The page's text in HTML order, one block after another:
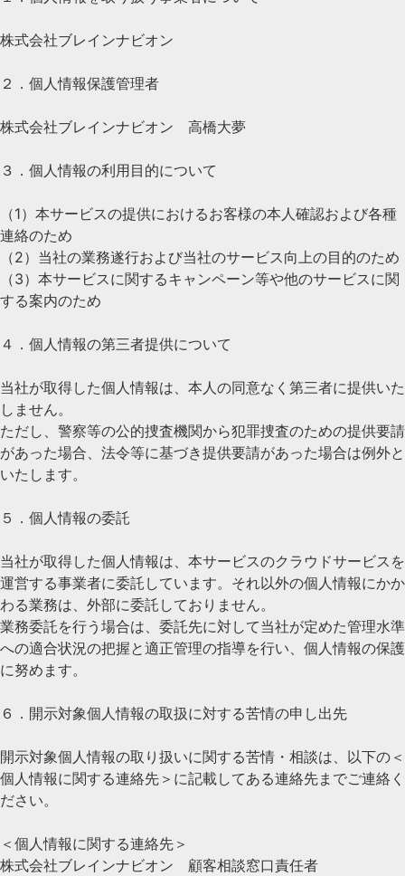
株式会社ブレインナビオン
２．個人情報保護管理者
株式会社ブレインナビオン 高橋大夢
３．個人情報の利用目的について
（1）本サービスの提供におけるお客様の本人確認および各種
連絡のため
（2）当社の業務遂行および当社のサービス向上の目的のため
（3）本サービスに関するキャンペーン等や他のサービスに関
する案内のため
４．個人情報の第三者提供について
当社が取得した個人情報は、本人の同意なく第三者に提供いた
しません。
ただし、警察等の公的捜査機関から犯罪捜査のための提供要請
があった場合、法令等に基づき提供要請があった場合は例外と
いたします。
５．個人情報の委託
当社が取得した個人情報は、本サービスのクラウドサービスを
運営する事業者に委託しています。それ以外の個人情報にかか
わる業務は、外部に委託しておりません。
業務委託を行う場合は、委託先に対して当社が定めた管理水準
への適合状況の把握と適正管理の指導を行い、個人情報の保護
に努めます。
６．開示対象個人情報の取扱に対する苦情の申し出先
開示対象個人情報の取り扱いに関する苦情・相談は、以下の＜
個人情報に関する連絡先＞に記載してある連絡先までご連絡く
ださい。
＜個人情報に関する連絡先＞
株式会社ブレインナビオン 顧客相談窓口責任者